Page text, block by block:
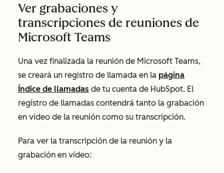
Ver grabaciones y
transcripciones de reuniones de
Microsoft Teams
Una vez finalizada la reunión de Microsoft Teams,
se creará un registro de llamada en la página
Índice de llamadas de tu cuenta de HubSpot. El
registro de llamadas contendrá tanto la grabación
en vídeo de la reunión como su transcripción.
Para ver la transcripción de la reunión y la
grabación en vídeo: